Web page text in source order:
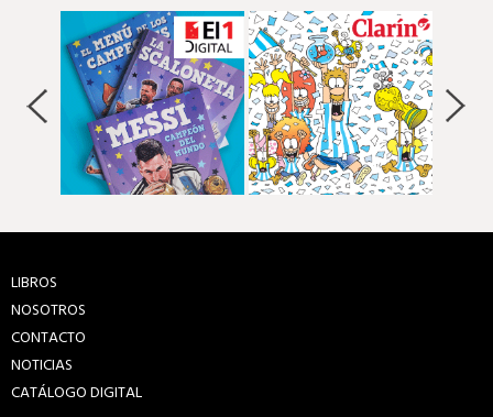
LIBROS
NOSOTROS
CONTACTO
NOTICIAS
CATÁLOGO DIGITAL